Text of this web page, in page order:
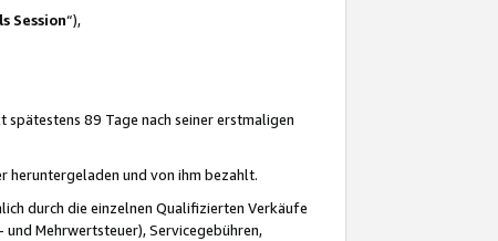
Session“),
89 Tage nach seiner erstmaligen
heruntergeladen und von ihm bezahlt.
durch die einzelnen Qualifizierten Verkäufe
Mehrwertsteuer), Servicegebühren,